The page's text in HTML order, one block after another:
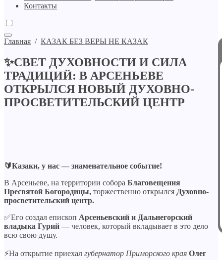
Контакты
Главная / КАЗАК БЕЗ ВЕРЫ НЕ КАЗАК
✨СВЕТ ДУХОВНОСТИ И СИЛА
ТРАДИЦИЙ: В АРСЕНЬЕВЕ
ОТКРЫЛСЯ НОВЫЙ ДУХОВНО-
ПРОСВЕТИТЕЛЬСКИЙ ЦЕНТР
🔰Казаки, у нас — знаменательное событие!
В Арсеньеве, на территории собора Благовещения
Пресвятой Богородицы, торжественно открылся Духовно-
просветительский центр.
✅Его создал епископ Арсеньевский и Дальнегорский
владыка Гурий — человек, который вкладывает в это дело
всю свою душу.
⚡️На открытие приехал губернатор Приморского края Олег